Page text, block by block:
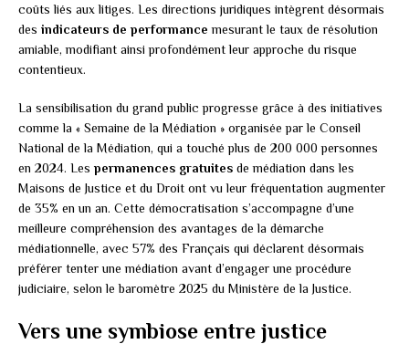
coûts liés aux litiges. Les directions juridiques intègrent désormais
des indicateurs de performance mesurant le taux de résolution
amiable, modifiant ainsi profondément leur approche du risque
contentieux.
La sensibilisation du grand public progresse grâce à des initiatives
comme la « Semaine de la Médiation » organisée par le Conseil
National de la Médiation, qui a touché plus de 200 000 personnes
en 2024. Les permanences gratuites de médiation dans les
Maisons de Justice et du Droit ont vu leur fréquentation augmenter
de 35% en un an. Cette démocratisation s’accompagne d’une
meilleure compréhension des avantages de la démarche
médiationnelle, avec 57% des Français qui déclarent désormais
préférer tenter une médiation avant d’engager une procédure
judiciaire, selon le baromètre 2025 du Ministère de la Justice.
Vers une symbiose entre justice